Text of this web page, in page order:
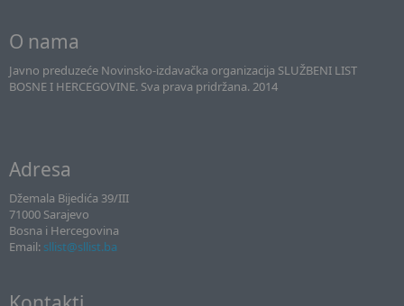
O nama
Javno preduzeće Novinsko-izdavačka organizacija SLUŽBENI LIST
BOSNE I HERCEGOVINE. Sva prava pridržana. 2014
Adresa
Džemala Bijedića 39/III
71000 Sarajevo
Bosna i Hercegovina
Email: sllist@sllist.ba